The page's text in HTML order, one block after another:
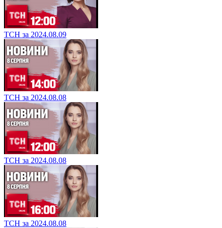
ТСН за 2024.08.09
ТСН за 2024.08.08
ТСН за 2024.08.08
ТСН за 2024.08.08